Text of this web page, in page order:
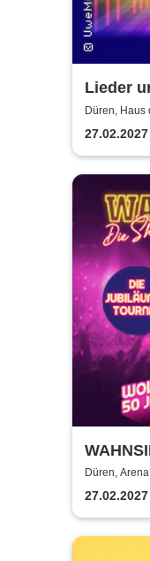
Lieder
80er
Düren, Haus
27.02.2027
Die
den Hits
Düren,
27.02.2027